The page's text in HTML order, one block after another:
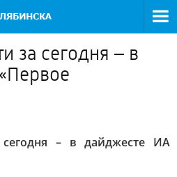
за сегодня – в
– в дайджесте ИА